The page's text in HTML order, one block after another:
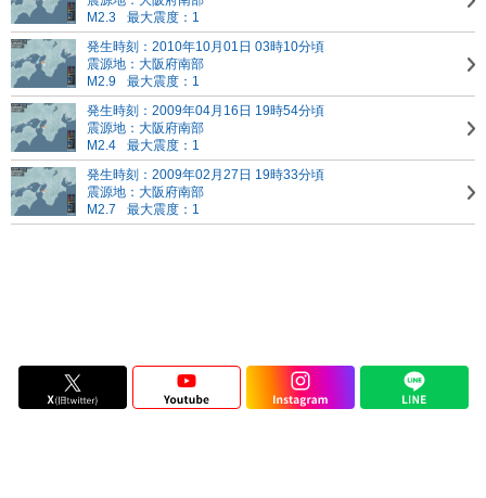
M2.3
最大震度：1
発生時刻：2010年10月01日 03時10分頃
震源地：大阪府南部
M2.9
最大震度：1
発生時刻：2009年04月16日 19時54分頃
震源地：大阪府南部
M2.4
最大震度：1
発生時刻：2009年02月27日 19時33分頃
震源地：大阪府南部
M2.7
最大震度：1